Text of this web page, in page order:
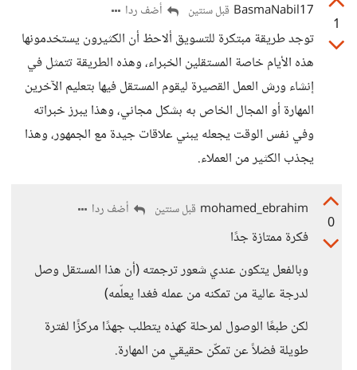
1
BasmaNabil17 قبل سنتين أضف ردا
توجد طريقة مبتكرة للتسويق ألاحظ أن الكثيرون يستخدمونها
هذه الأيام خاصة المستقلين الخبراء، وهذه الطريقة تتمثل في
إنشاء ورش العمل القصيرة ليقوم المستقل فيها بتعليم الآخرين
المهارة أو المجال الخاص به بشكل مجاني، وهذا يبرز خبراته
وفي نفس الوقت يجعله يبني علاقات جيدة مع الجمهور، وهذا
يجذب الكثير من العملاء.
0
mohamed_ebrahim قبل سنتين أضف ردا
فكرة ممتازة جدًا
وبالفعل يتكون عندي شعور ترجمته (أن هذا المستقل وصل
لدرجة عالية من تمكنه من عمله فغدا يعلّمه)
لكن طبعًا الوصول لمرحلة كهذه يتطلب جهدًا مركزًا لفترة
طويلة فضلاً عن تمكّن حقيقي من المهارة.